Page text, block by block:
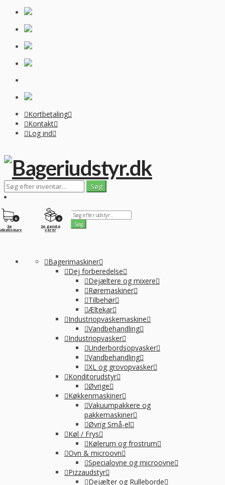
Kortbetaling
Kontakt
Log ind
0
Se gemte
varer
0
Se
Bagerimaskiner
Dej forberedelse
Dejæltere og mixere
Røremaskiner
Tilbehør
Æltekar
Industriopvaskemaskine
Vandbehandling
Industriopvasker
Underbordsopvasker
Vandbehandling
XL og grovopvasker
Konditorudstyr
Øvrige
Køkkenmaskiner
Vakuumpakkere og
pakkemaskiner
Øvrig Små-el
Køl / Frys
Kølerum og frostrum
Ovn & microovn
Specialovne og microovne
Pizzaudstyr
Dejælter og Rulleborde